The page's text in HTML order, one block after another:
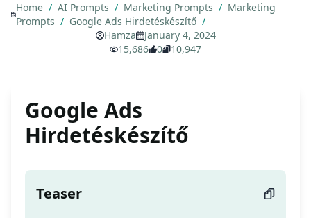
Home / AI Prompts / Marketing Prompts / Marketing
Prompts / Google Ads Hirdetéskészítő /
Hamza
January 4, 2024
15,686
0 10,947
Google Ads
Hirdetéskészítő
Teaser